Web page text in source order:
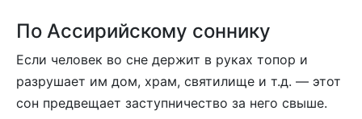
По Ассирийскому соннику
Если человек во сне держит в руках топор и
разрушает им дом, храм, святилище и т.д. — этот
сон предвещает заступничество за него свыше.